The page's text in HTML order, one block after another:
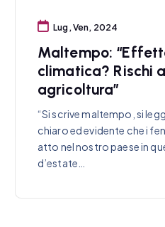
Lug, Ven, 2024
Maltempo:
climatica? Rischi
agricoltura”
“Si scrive maltempo, si
chiaro ed evidente che i
atto nel nostro paese in
d’estate…